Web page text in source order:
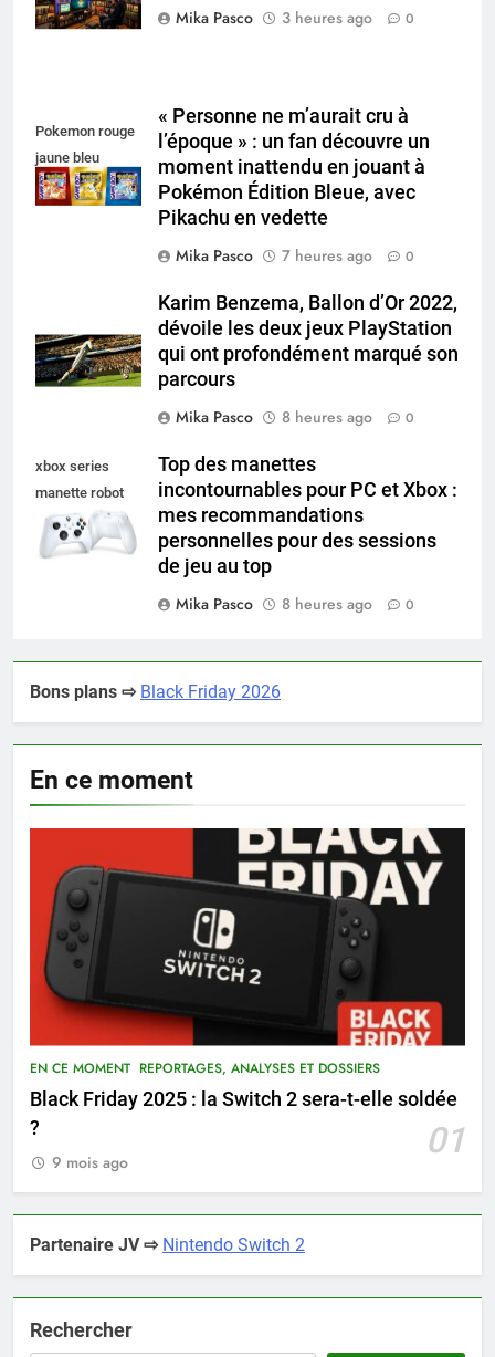
Mika Pasco 3 heures ago 0
Pokemon rouge
jaune bleu
« Personne ne m’aurait cru à
l’époque » : un fan découvre un
moment inattendu en jouant à
Pokémon Édition Bleue, avec
Pikachu en vedette
Mika Pasco
7 heures ago 0
Karim Benzema, Ballon d’Or 2022,
dévoile les deux jeux PlayStation
qui ont profondément marqué son
parcours
Mika Pasco
8 heures ago 0
xbox series
manette robot
white
Top des manettes
incontournables pour PC et Xbox :
mes recommandations
personnelles pour des sessions
de jeu au top
Mika Pasco
8 heures ago 0
Bons plans ⇨ Black Friday 2026
En ce moment
EN CE MOMENT REPORTAGES, ANALYSES ET DOSSIERS
Black Friday 2025 : la Switch 2 sera-t-elle soldée
?
01
9 mois ago
Partenaire JV ⇨ Nintendo Switch 2
Rechercher